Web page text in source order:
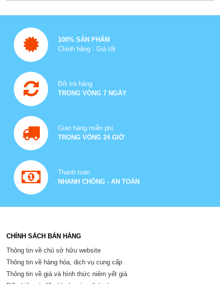
100% SẢN PHẨM
Chính hãng - Giá tốt
Đổi trả hàng
TRONG VÒNG 7 NGÀY
Giao hàng miễn phí
TRONG VÒNG 24 GIỜ
Thanh toán
NHANH CHÓNG - AN TOÀN
CHÍNH SÁCH BÁN HÀNG
Thông tin về chủ sở hữu website
Thông tin về hàng hóa, dịch vụ cung cấp
Thông tin về giá và hình thức niêm yết giá